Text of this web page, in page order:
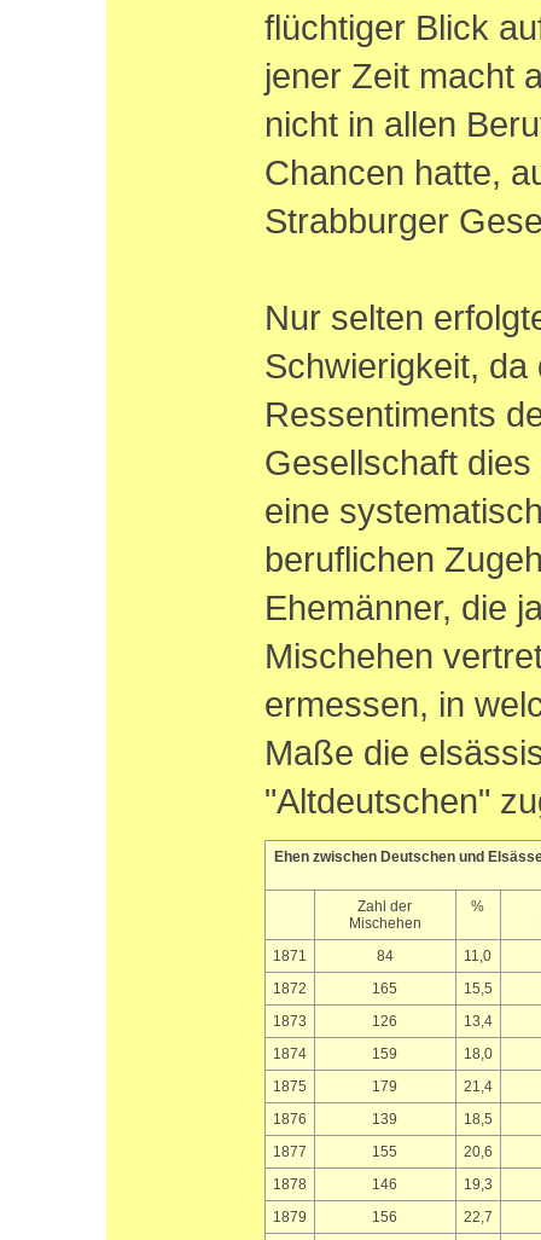
flüchtiger Blick
jener Zeit macht
nicht in allen
Chancen hatte,
Strabburger
Nur selten
Schwierigkeit, da
Ressentiments
Gesellschaft
eine
beruflichen
Ehemänner, die
Mischehen
ermessen, in
Maße die
"Altdeutschen"
Ehen zwischen Deutschen und
Zahl der
Mischehen
%
1871
84
11,0
1872
165
15,5
1873
126
13,4
1874
159
18,0
1875
179
21,4
1876
139
18,5
1877
155
20,6
1878
146
19,3
1879
156
22,7